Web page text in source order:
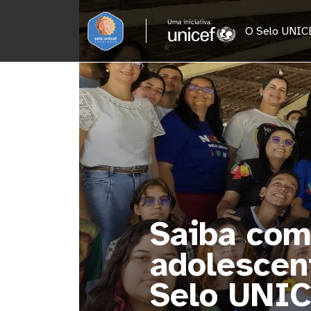
Pular para o conteúdo principal
O Selo
57 mil
municípios do
aqui